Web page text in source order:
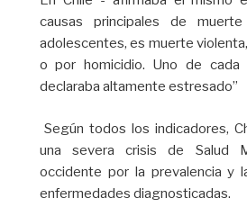
causas principales de
adolescentes, es muerte
o por homicidio. Uno de cada
declaraba altamente estresado”
Según todos los indicadores,
una severa crisis de Salud
occidente por la prevalencia y
enfermedades diagnosticadas.